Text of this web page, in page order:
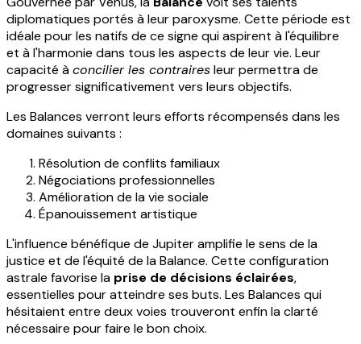
diplomatiques portés à leur paroxysme. Cette période est
idéale pour les natifs de ce signe qui aspirent à l'équilibre
et à l'harmonie dans tous les aspects de leur vie. Leur
capacité àconcilier les contrairesleur permettra de
progresser significativement vers leurs objectifs.
Les Balances verront leurs efforts récompensés dans les
domaines suivants :
Résolution de conflits familiaux
Négociations professionnelles
Amélioration de la vie sociale
Épanouissement artistique
L'influence bénéfique de Jupiter amplifie le sens de la
justice et de l'équité de la Balance. Cette configuration
astrale favorise la prise de décisions éclairées,
essentielles pour atteindre ses buts. Les Balances qui
hésitaient entre deux voies trouveront enfin la clarté
nécessaire pour faire le bon choix.